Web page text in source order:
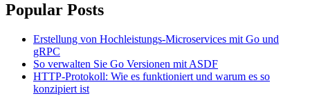
Popular Posts
Erstellung von Hochleistungs-Microservices mit Go und
gRPC
So verwalten Sie Go Versionen mit ASDF
HTTP-Protokoll: Wie es funktioniert und warum es so
konzipiert ist